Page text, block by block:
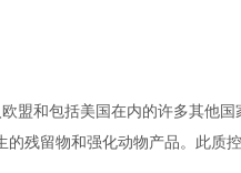
盟和包括美国在内的许多其他
残留物和强化动物产品。此质